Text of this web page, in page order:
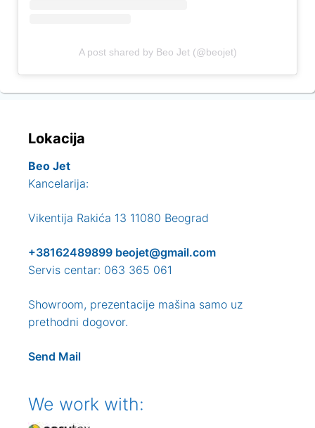
A post shared by Beo Jet (@beojet)
Lokacija
Beo Jet
Kancelarija:
Vikentija Rakića 13 11080 Beograd
+38162489899 beojet@gmail.com
Servis centar: 063 365 061
Showroom, prezentacije mašina samo uz
prethodni dogovor.
Send Mail
We work with: